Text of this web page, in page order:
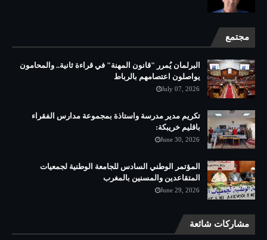
مجتمع
البرلمان يُمرر "قانون المهنة" في قراءة ثانية.. والمحامون
يواصلون اعتصامهم بالرباط
July 07, 2026
تكريم مدير مدرسة واستاذة بمجموعة مدارس الفقراء
باقليم خريبكة:
June 30, 2026
المؤتمر الوطني السادس للجامعة الوطنية لجمعيات
المتقاعدين والمسنين بالمغرب
June 29, 2026
مشاركات شائعة